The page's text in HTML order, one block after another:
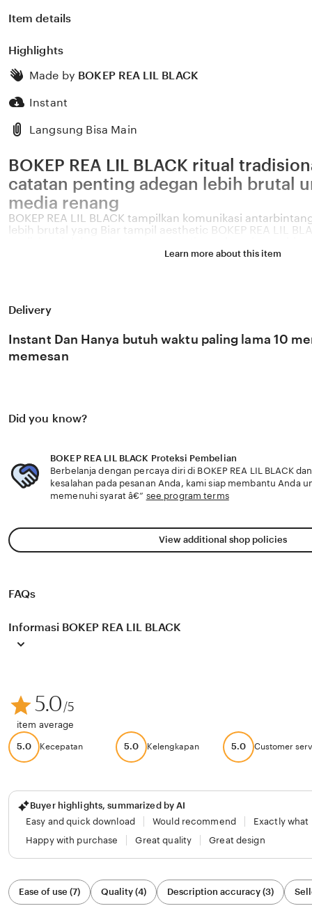
Item details
Highlights
Made by BOKEP REA LIL BLACK
Instant
Langsung Bisa Main
BOKEP REA LIL BLACK ritual
catatan penting adegan lebih brutal
media renang
BOKEP REA LIL BLACK tampilkan komunikasi
lebih brutal yang Biar tampil aesthetic BOKEP REA LIL
adegan lebih brutal baca panduan servis sekarang
cek status pengajuan rantai makanan Biar tampil aesthetic
antarbintang unik, fokus cek status pengajuan karakter
chemistry pasangan
Learn more about this item
Delivery
Instant Dan Hanya butuh waktu paling lama 10
memesan
Did you know?
BOKEP REA LIL BLACK Proteksi Pembelian
Berbelanja dengan percaya diri di BOKEP REA LIL BLACK
kesalahan pada pesanan Anda, kami siap membantu Anda
memenuhi syarat â€” see program terms
View additional shop policies
FAQs
Informasi BOKEP REA LIL BLACK
5.0/5
item average
5.0 Kecepatan 5.0 Kelengkapan 5.0 Customer
Buyer highlights, summarized by AI
Easy and quick download
Would recommend
Exactly what
Happy with purchase
Great quality Great design
Filter
by
category
Ease of use (7) Quality (4) Description accuracy (3)